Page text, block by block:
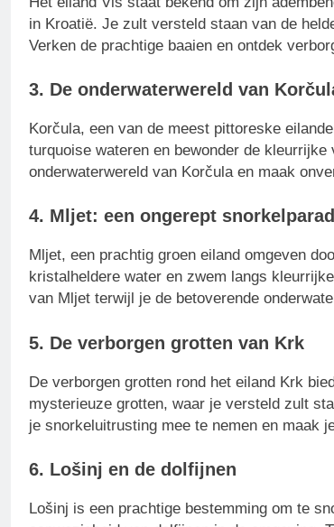
in Kroatië. Je zult versteld staan van de
Verken de prachtige baaien en ontdek
3. De onderwaterwereld van
Korčula, een van de meest pittoreske
turquoise wateren en bewonder de
onderwaterwereld van Korčula en maak
4. Mljet: een ongerept
Mljet, een prachtig groen eiland omgeven
kristalheldere water en zwem langs
van Mljet terwijl je de betoverende
5. De verborgen grotten van Krk
De verborgen grotten rond het eiland Krk
mysterieuze grotten, waar je versteld zult
je snorkeluitrusting mee te nemen en maak
6. Lošinj en de dolfijnen
Lošinj is een prachtige bestemming om te